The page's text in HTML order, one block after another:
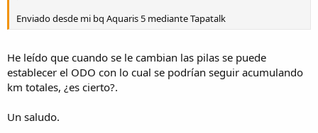
Enviado desde mi bq Aquaris 5 mediante Tapatalk
He leído que cuando se le cambian las pilas se puede
establecer el ODO con lo cual se podrían seguir acumulando
km totales, ¿es cierto?.
Un saludo.